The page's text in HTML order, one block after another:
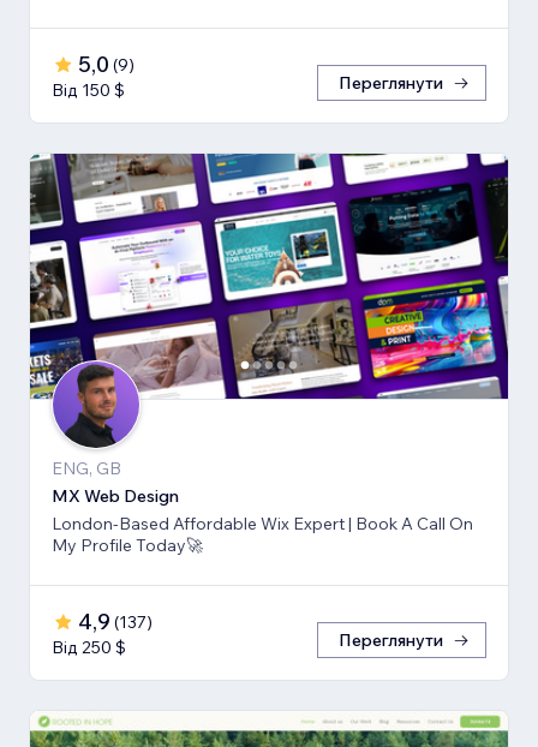
5,0 (9)
Від 150 $
Переглянути
ENG, GB
MX Web Design
London-Based Affordable Wix Expert | Book A Call On
My Profile Today🚀
4,9 (137)
Від 250 $
Переглянути